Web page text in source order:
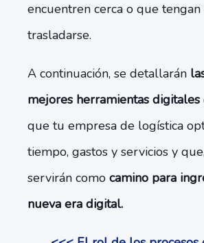
encuentren cerca o que
trasladarse.
A continuación, se detallarán
mejores herramientas digitales
que tu empresa de logística
tiempo, gastos y servicios y
servirán como camino para
nueva era digital.